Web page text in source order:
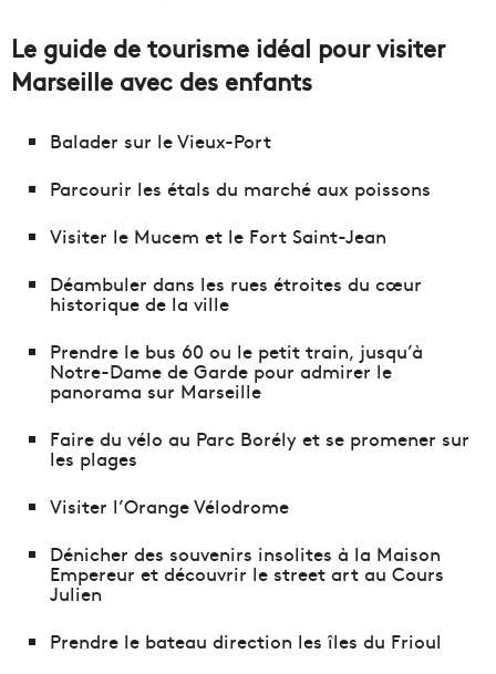
Le guide de tourisme idéal pour visiter
Marseille avec des enfants
Balader sur le Vieux-Port
Parcourir les étals du marché aux poissons
Visiter le Mucem et le Fort Saint-Jean
Déambuler dans les rues étroites du cœur
historique de la ville
Prendre le bus 60 ou le petit train, jusqu’à
Notre-Dame de Garde pour admirer le
panorama sur Marseille
Faire du vélo au Parc Borély et se promener sur
les plages
Visiter l’Orange Vélodrome
Dénicher des souvenirs insolites à la Maison
Empereur et découvrir le street art au Cours
Julien
Prendre le bateau direction les îles du Frioul